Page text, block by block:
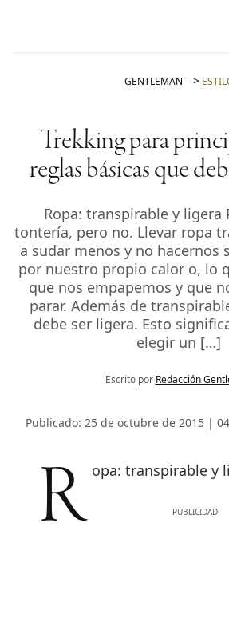
GENTLEMAN -
Trekking para
reglas básicas que
Ropa: transpirable y ligera
tontería, pero no. Llevar ropa
a sudar menos y no hacernos
por nuestro propio calor o, lo
que nos empapemos y que
parar. Además de
debe ser ligera. Esto
elegir un […]
Escrito por Redacción
Publicado: 25 de octubre de 2015 |
Ropa: transpirable y